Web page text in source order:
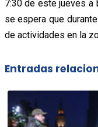
7:30 de este jueves a
se espera que
de actividades en la
Entradas